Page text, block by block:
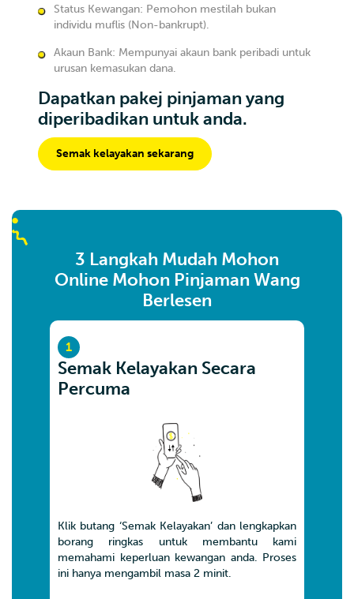
Status Kewangan: Pemohon mestilah bukan
individu muflis (Non-bankrupt).
Akaun Bank: Mempunyai akaun bank peribadi untuk
urusan kemasukan dana.
Dapatkan pakej pinjaman yang
diperibadikan untuk anda.
Semak kelayakan sekarang
3 Langkah Mudah Mohon
Online Mohon Pinjaman Wang
Berlesen
1
Semak Kelayakan Secara
Percuma
Klik butang ‘Semak Kelayakan’ dan lengkapkan
borang ringkas untuk membantu kami
memahami keperluan kewangan anda. Proses
ini hanya mengambil masa 2 minit.